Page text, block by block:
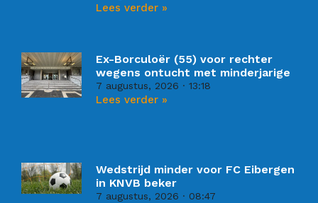
Lees verder »
Ex-Borculoër (55) voor rechter
wegens ontucht met minderjarige
7 augustus, 2026 13:18
Lees verder »
Wedstrijd minder voor FC Eibergen
in KNVB beker
7 augustus, 2026 08:47